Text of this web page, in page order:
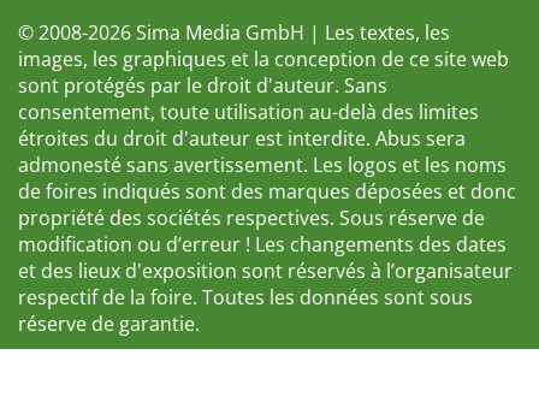
© 2008-2026 Sima Media GmbH | Les textes, les
images, les graphiques et la conception de ce site web
sont protégés par le droit d'auteur. Sans
consentement, toute utilisation au-delà des limites
étroites du droit d'auteur est interdite. Abus sera
admonesté sans avertissement. Les logos et les noms
de foires indiqués sont des marques déposées et donc
propriété des sociétés respectives. Sous réserve de
modification ou d’erreur ! Les changements des dates
et des lieux d'exposition sont réservés à l’organisateur
respectif de la foire. Toutes les données sont sous
réserve de garantie.